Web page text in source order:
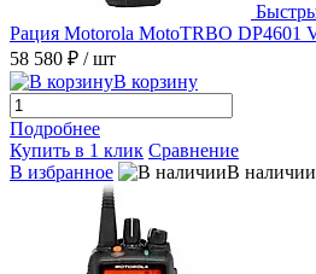
Рация Motorola MotoTRBO
58 580 ₽ / шт
В корзину
Подробнее
Купить в 1 клик Сравнение
В избранное
В наличии